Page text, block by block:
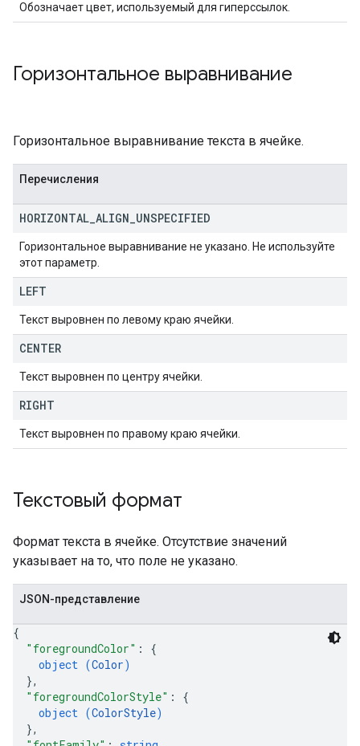
Обозначает цвет, используемый для гиперссылок.
Горизонтальное выравнивание
Горизонтальное выравнивание текста в ячейке.
Перечисления
HORIZONTAL ALIGN UNSPECIFIED
Горизонтальное выравнивание не указано. Не используйте
этот параметр.
LEFT
Текст выровнен по левому краю ячейки.
CENTER
Текст выровнен по центру ячейки.
RIGHT
Текст выровнен по правому краю ячейки.
Текстовый формат
Формат текста в ячейке. Отсутствие значений
указывает на то, что поле не указано.
JSON-представление
{
"foregroundColor" : {
object (Color)
},
"foregroundColorStyle" : {
object (ColorStyle)
},